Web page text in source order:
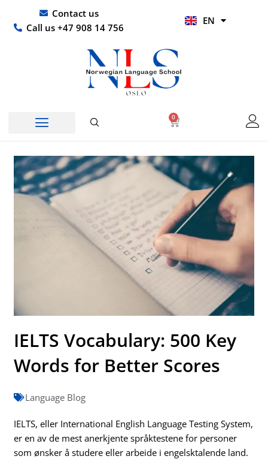
content
Contact us
Call us +47 908 14 756
EN
HI
0
Basket
IELTS Vocabulary: 500 Key
Words for Better Scores
Language Blog
IELTS, eller International English Language Testing System,
er en av de mest anerkjente språktestene for personer
som ønsker å studere eller arbeide i engelsktalende land.